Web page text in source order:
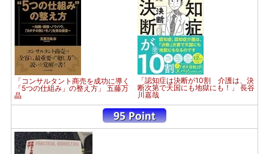
「コンサルタント商売を成功に導く
「5つの仕組み」の整え方」 五藤万
晶
「認知症は決断が10割 介護は、決
断次第で天国にも地獄にも！」 長谷
川嘉哉